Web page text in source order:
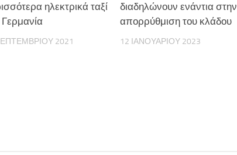
ηλεκτρικά ταξί
2021
διαδηλώνουν ενάντια στην
απορρύθμιση του κλάδου
12 ΙΑΝΟΥΑΡΊΟΥ 2023